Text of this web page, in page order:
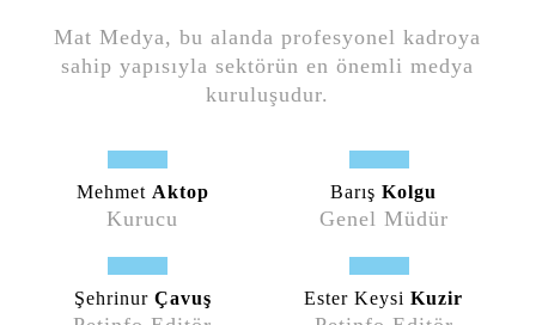
Mat Medya, bu alanda profesyonel kadroya
sahip yapısıyla sektörün en önemli medya
kuruluşudur.
Mehmet Aktop
Kurucu
BarışKolgu
Genel Müdür
Şehrinur Çavuş Ester KeysiKuzir